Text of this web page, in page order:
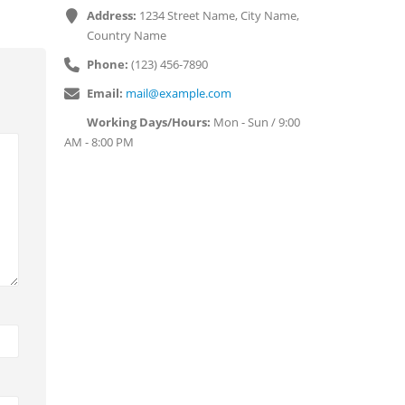
Address: 1234 Street Name, City Name,
Country Name
Phone: (123) 456-7890
Email: mail@example.com
Working Days/Hours: Mon - Sun / 9:00
AM - 8:00 PM